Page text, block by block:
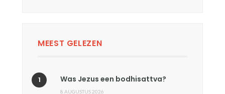
MEEST GELEZEN
Was Jezus een bodhisattva?
8 AUGUSTUS 2026